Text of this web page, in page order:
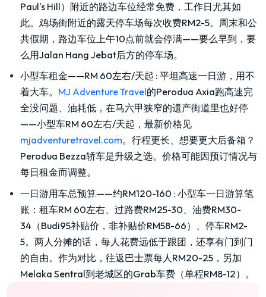
Paul's Hill）附近的路边车位经常免费，工作日尤其如
此。鸡场街附近的露天停车场每次收费RM2-5。周末和公
共假期，路边车位上午10点前就会停满——要么早到，要
么用Jalan Hang Jebat后方的停车场。
小型车租金——RM 60左右/天起 : 平坦高速一日游，用不
着大车。 MJ Adventure Travel的Perodua Axia跑高速完
全没问题、油耗低，在马六甲狭窄的遗产街道里也好停
——小型车RM 60左右/天起，最新价格见
mjadventuretravel.com。行程更长、想要更大后备箱？
Perodua Bezza轿车是升级之选。价格可能因预订情况与
每日租金而调整。
一日游用车总预算——约RM120-160 : 小型车一日游算笔
账：租车RM 60左右、过路费RM25-30、油费RM30-
34（Budi95补贴价，非补贴价RM58-66）、停车RM2-
5。两人分摊的话，每人花费远低于跟团，还享有门到门
的自由。作为对比，往返巴士票每人RM20-25，另加
Melaka Sentral到老城区的Grab车费（单程RM8-12）。